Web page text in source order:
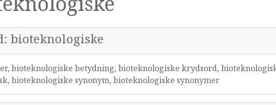
bioteknologiske
bioteknologiske betydning, bioteknologiske krydsord,
bioteknologiske synonym, bioteknologiske synonymer